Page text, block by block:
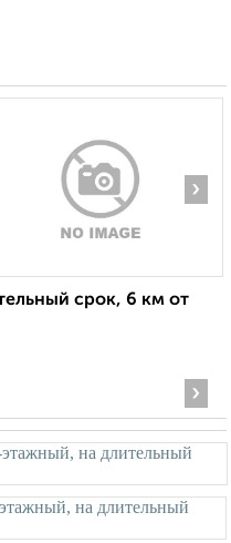
›
срок, 6 км от
›